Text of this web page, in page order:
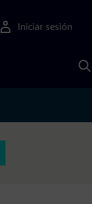
Iniciar sesión